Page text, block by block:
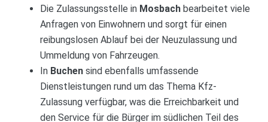
Die Zulassungsstelle in Mosbachbearbeitet viele
Anfragen von Einwohnern und sorgt für einen
reibungslosen Ablauf bei der Neuzulassung und
Ummeldung von Fahrzeugen.
In Buchensind ebenfalls umfassende
Dienstleistungen rund um das Thema Kfz-
Zulassung verfügbar, was die Erreichbarkeit und
den Service für die Bürger im südlichen Teil des